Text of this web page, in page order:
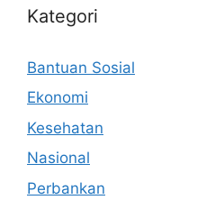
Kategori
Bantuan Sosial
Ekonomi
Kesehatan
Nasional
Perbankan